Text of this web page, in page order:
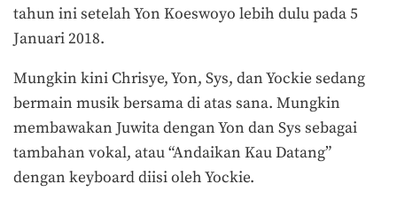
tahun ini setelah Yon Koeswoyo lebih dulu pada 5
Januari 2018.
Mungkin kini Chrisye, Yon, Sys, dan Yockie sedang
bermain musik bersama di atas sana. Mungkin
membawakan Juwita dengan Yon dan Sys sebagai
tambahan vokal, atau “Andaikan Kau Datang”
dengan keyboard diisi oleh Yockie.